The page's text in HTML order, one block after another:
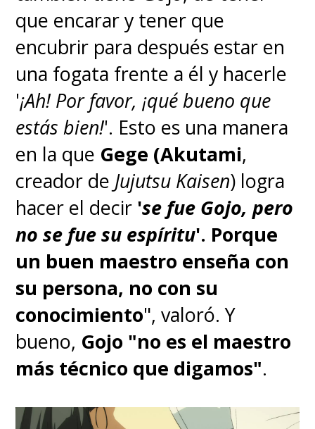
que encarar y tener que
encubrir para después estar en
una fogata frente a él y hacerle
'¡Ah! Por favor, ¡qué bueno que
estás bien!'. Esto es una manera
en la que Gege (Akutami,
creador de Jujutsu Kaisen) logra
hacer el decir 'se fue Gojo, pero
no se fue su espíritu'. Porque
un buen maestro enseña con
su persona, no con su
conocimiento", valoró. Y
bueno, Gojo "no es el maestro
más técnico que digamos".